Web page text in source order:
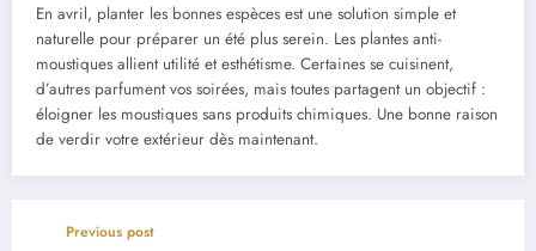
En avril, planter les bonnes espèces est une solution simple et
naturelle pour préparer un été plus serein. Les plantes anti-
moustiques allient utilité et esthétisme. Certaines se cuisinent,
d’autres parfument vos soirées, mais toutes partagent un objectif :
éloigner les moustiques sans produits chimiques. Une bonne raison
de verdir votre extérieur dès maintenant.
Previous post